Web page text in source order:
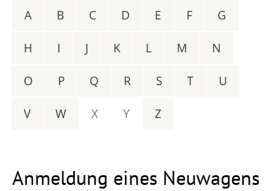
A B C D E F G
H I J K L M N
O P Q R S T U
V W X Y Z
Anmeldung eines Neuwagens